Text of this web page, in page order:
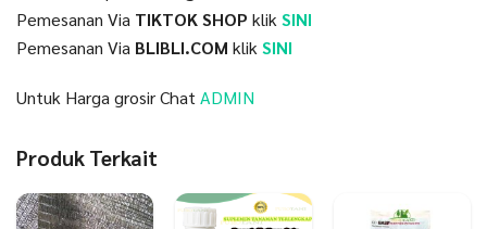
Pemesanan Via TIKTOK SHOP klik SINI
Pemesanan Via BLIBLI.COM klik SINI
Untuk Harga grosir Chat ADMIN
Produk Terkait